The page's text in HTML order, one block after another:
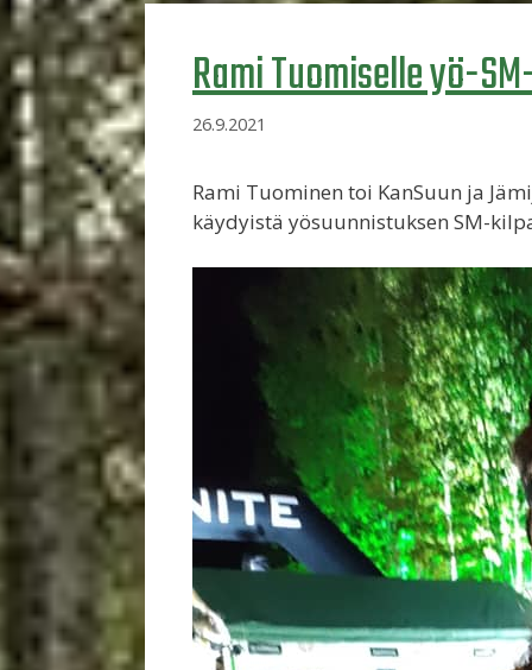
Rami Tuomiselle yö-
26.9.2021
Rami Tuominen toi KanSuun ja
käydyistä yösuunnistuksen SM-